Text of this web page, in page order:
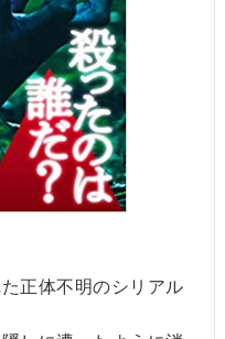
正体不明のシリアル